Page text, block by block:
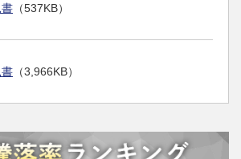
（537KB）
（3,966KB）